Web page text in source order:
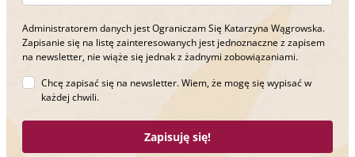
Administratorem danych jest Ograniczam Się Katarzyna Wągrowska.
Zapisanie się na listę zainteresowanych jest jednoznaczne z zapisem
na newsletter, nie wiąże się jednak z żadnymi zobowiązaniami.
Chcę zapisać się na newsletter. Wiem, że mogę się wypisać w
każdej chwili.
Zapisuję się!